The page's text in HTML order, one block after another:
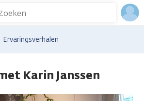
Ervaringsverhalen
Karin Janssen